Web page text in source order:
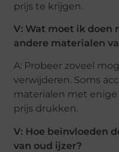
prijs te krijgen.
V: Wat moet ik doen
andere materialen
A: Probeer zoveel
verwijderen. Soms
materialen met
prijs drukken.
V: Hoe beïnvloeden
van oud ijzer?